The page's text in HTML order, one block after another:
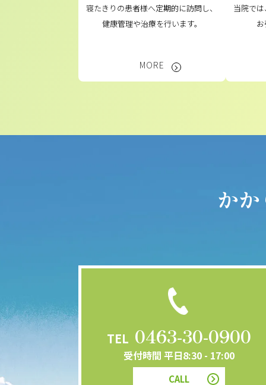
寝たきりの患者様へ定期的に訪問し、
健康管理や治療を行います。
MORE
当院で
か
TEL 0463-30-0900
受付時間 平日8:30 - 17:00
CALL